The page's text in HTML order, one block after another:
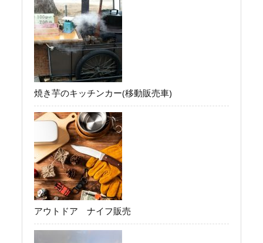
焼き芋のキッチンカー(移動販売車)
アウトドア ナイフ販売